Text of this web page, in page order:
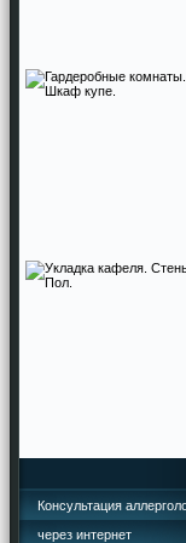
Консультация
через интернет